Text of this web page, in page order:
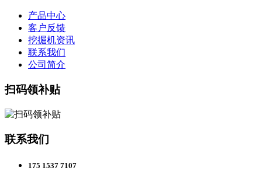
产品中心
客户反馈
挖掘机资讯
联系我们
公司简介
扫码领补贴
联系我们
175 1537 7107